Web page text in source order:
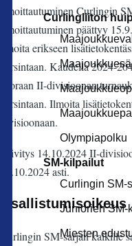
Curlingliiton
Olympiapolku
SM-kilpailut
Curlingin SM-
Juniorien SM-
Miesten
Ilmoittautuminen Curlingin
Ilmoittautuminen päättyy
ilmoita erikseen
karsintaan. Kaudella 2024-
suoraan II-divisioonan
karsintaan. Ilmoita
divisioonaan.
Päivitys 14.10.2024 II-
27.10.2024 asti.
Osallistumisoikeus
Curlingin SM-sarjan kaikille